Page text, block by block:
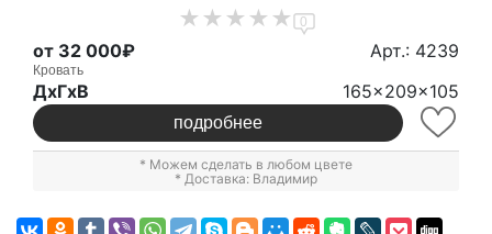
0
от 32 000₽ Арт.: 4239
Кровать
ДxГxВ 165x209x105
подробнее
* Можем сделать в любом цвете
* Доставка: Владимир